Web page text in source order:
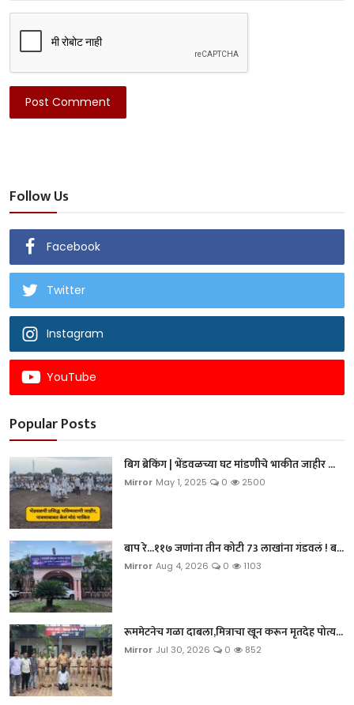
Post Comment
Follow Us
Facebook
Twitter
Instagram
YouTube
Popular Posts
बिग ब्रेकिंग | भेंडवळच्या घट मांडणीचे भाकीत जाहीर ...
Mirror May 1, 2025 0 2500
बाप रे...११७ जणांना तीन कोटी 73 लाखांना गंडवलं ! ब...
Mirror Aug 4, 2026 0 1103
रूममेटनेच गळा दाबला,मित्राचा खून करून मृतदेह पोत्य...
Mirror Jul 30, 2026 0 852